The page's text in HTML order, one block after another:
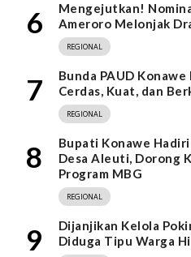
6
Mengejutkan!
Ameroro Melonjak
REGIONAL
7
Bunda PAUD
Cerdas, Kuat, dan
REGIONAL
8
Bupati Konawe Hadiri
Desa Aleuti, Dorong
Program MBG
REGIONAL
9
Dijanjikan Kelola
Diduga Tipu Warga